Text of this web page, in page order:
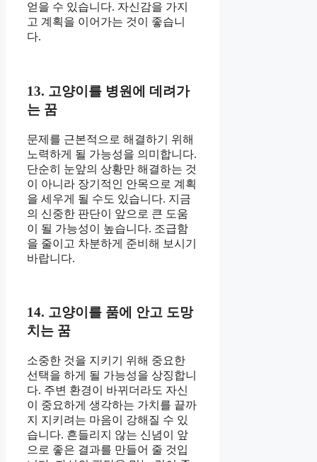
얻을 수 있습니다. 자신감을 가지
고 계획을 이어가는 것이 좋습니
다.
13. 고양이를 병원에 데려가
는 꿈
문제를 근본적으로 해결하기 위해
노력하게 될 가능성을 의미합니다.
단순히 눈앞의 상황만 해결하는 것
이 아니라 장기적인 안목으로 계획
을 세우게 될 수도 있습니다. 지금
의 신중한 판단이 앞으로 큰 도움
이 될 가능성이 높습니다. 조급함
을 줄이고 차분하게 준비해 보시기
바랍니다.
14. 고양이를 품에 안고 도망
치는 꿈
소중한 것을 지키기 위해 중요한
선택을 하게 될 가능성을 상징합니
다. 주변 환경이 바뀌더라도 자신
이 중요하게 생각하는 가치를 끝까
지 지키려는 마음이 강해질 수 있
습니다. 흔들리지 않는 신념이 앞
으로 좋은 결과를 만들어 줄 것입